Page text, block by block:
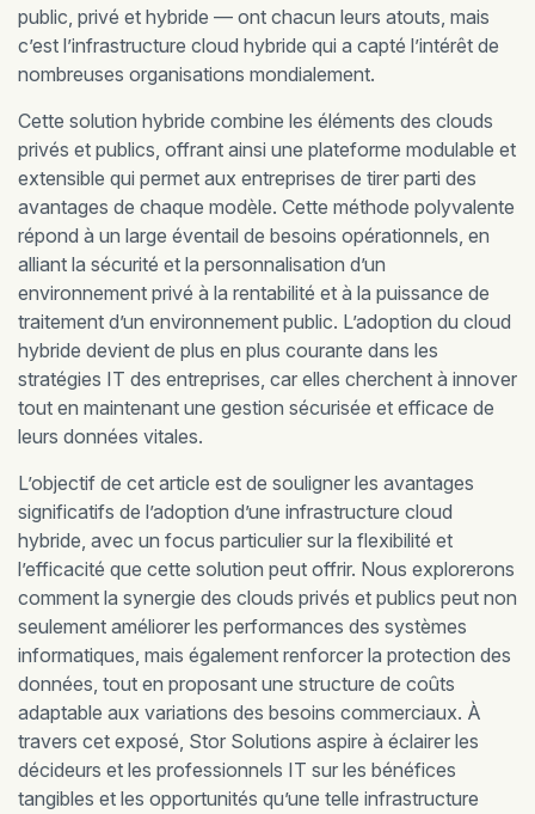
public, privé et hybride — ont chacun leurs atouts, mais
c’est l’infrastructure cloud hybride qui a capté l’intérêt de
nombreuses organisations mondialement.
Cette solution hybride combine les éléments des clouds
privés et publics, offrant ainsi une plateforme modulable et
extensible qui permet aux entreprises de tirer parti des
avantages de chaque modèle. Cette méthode polyvalente
répond à un large éventail de besoins opérationnels, en
alliant la sécurité et la personnalisation d’un
environnement privé à la rentabilité et à la puissance de
traitement d’un environnement public. L’adoption du cloud
hybride devient de plus en plus courante dans les
stratégies IT des entreprises, car elles cherchent à innover
tout en maintenant une gestion sécurisée et efficace de
leurs données vitales.
L’objectif de cet article est de souligner les avantages
significatifs de l’adoption d’une infrastructure cloud
hybride, avec un focus particulier sur la flexibilité et
l’efficacité que cette solution peut offrir. Nous explorerons
comment la synergie des clouds privés et publics peut non
seulement améliorer les performances des systèmes
informatiques, mais également renforcer la protection des
données, tout en proposant une structure de coûts
adaptable aux variations des besoins commerciaux. À
travers cet exposé, Stor Solutions aspire à éclairer les
décideurs et les professionnels IT sur les bénéfices
tangibles et les opportunités qu’une telle infrastructure